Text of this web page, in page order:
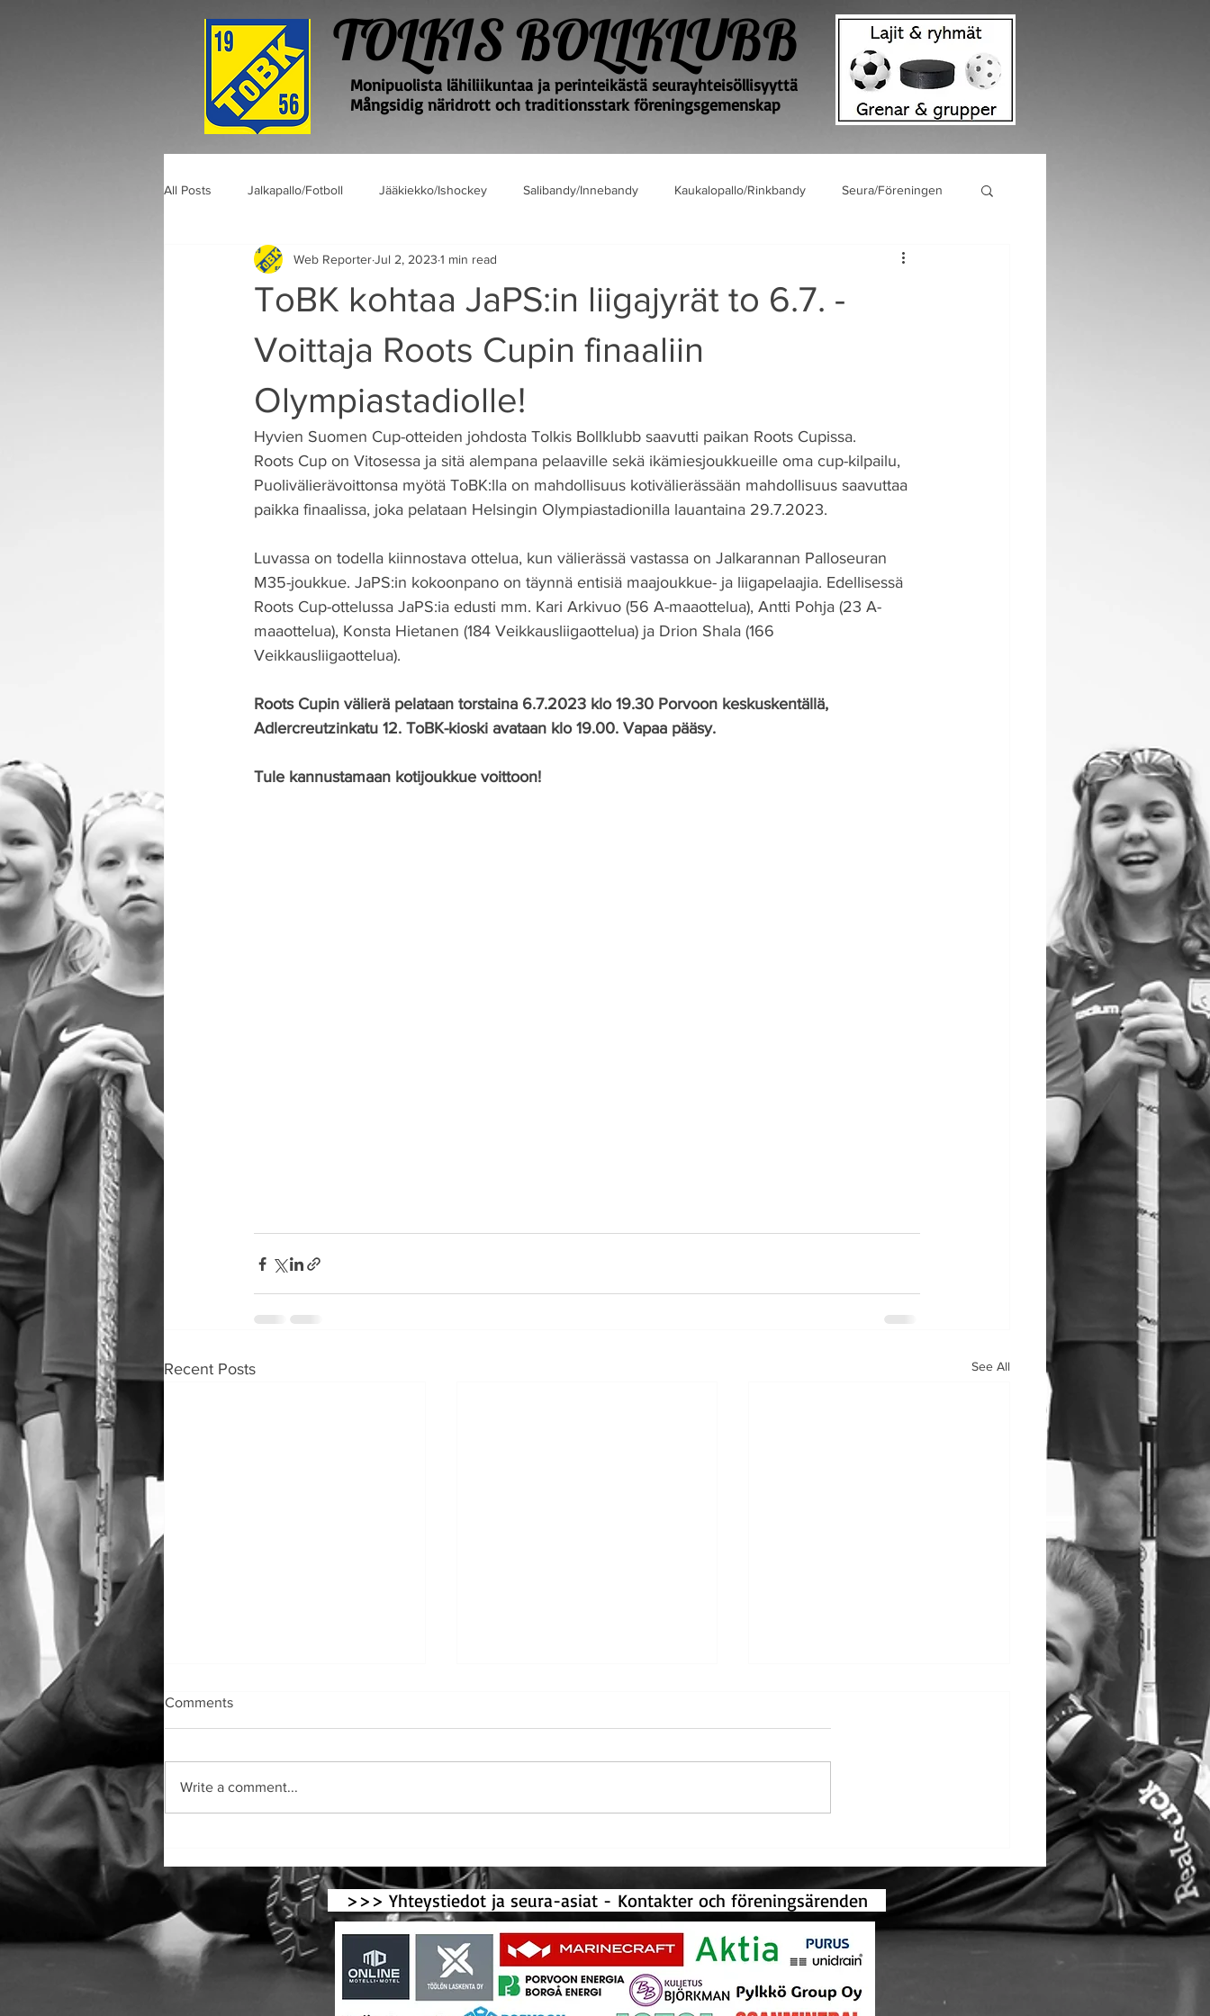
TOLKIS BOLLKLUBB
Monipuolista lähiliikuntaa ja perinteikästä seurayhteisöllisyyttä
Mångsidig näridrott och traditionsstark föreningsgemenskap
All Posts Jalkapallo/Fotboll Jääkiekko/Ishockey Salibandy/Innebandy Kaukalopallo/Rinkbandy Seura/Föreningen
ToBK kohtaa JaPS:in liigajyrät to 6.7. -
Voittaja Roots Cupin finaaliin
Olympiastadiolle!
Web ReporterJul 2, 2023 1 min read
Hyvien Suomen Cup-otteiden johdosta Tolkis Bollklubb saavutti paikan Roots Cupissa.
Roots Cup on Vitosessa ja sitä alempana pelaaville sekä ikämiesjoukkueille oma cup-kilpailu,
Puolivälierävoittonsa myötä ToBK:lla on mahdollisuus kotivälierässään mahdollisuus saavuttaa
paikka finaalissa, joka pelataan Helsingin Olympiastadionilla lauantaina 29.7.2023.
Luvassa on todella kiinnostava ottelua, kun välierässä vastassa on Jalkarannan Palloseuran
M35-joukkue. JaPS:in kokoonpano on täynnä entisiä maajoukkue- ja liigapelaajia. Edellisessä
Roots Cup-ottelussa JaPS:ia edusti mm. Kari Arkivuo (56 A-maaottelua), Antti Pohja (23 A-
maaottelua), Konsta Hietanen (184 Veikkausliigaottelua) ja Drion Shala (166
Veikkausliigaottelua).
Roots Cupin välierä pelataan torstaina 6.7.2023 klo 19.30 Porvoon keskuskentällä,
Adlercreutzinkatu 12. ToBK-kioski avataan klo 19.00. Vapaa pääsy.
Tule kannustamaan kotijoukkue voittoon!
Recent Posts See All
aikuisten salibandyjoukkueita!
Comments
Write a comment...
>>> Yhteystiedot ja seura-asiat - Kontakter och föreningsärenden